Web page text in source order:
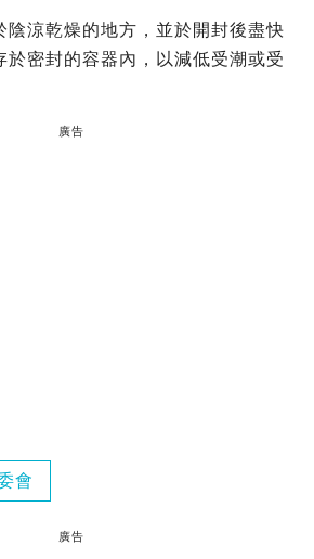
陰涼乾燥的地方，並於開封後盡快
於密封的容器內，以減低受潮或受
廣告
會
廣告